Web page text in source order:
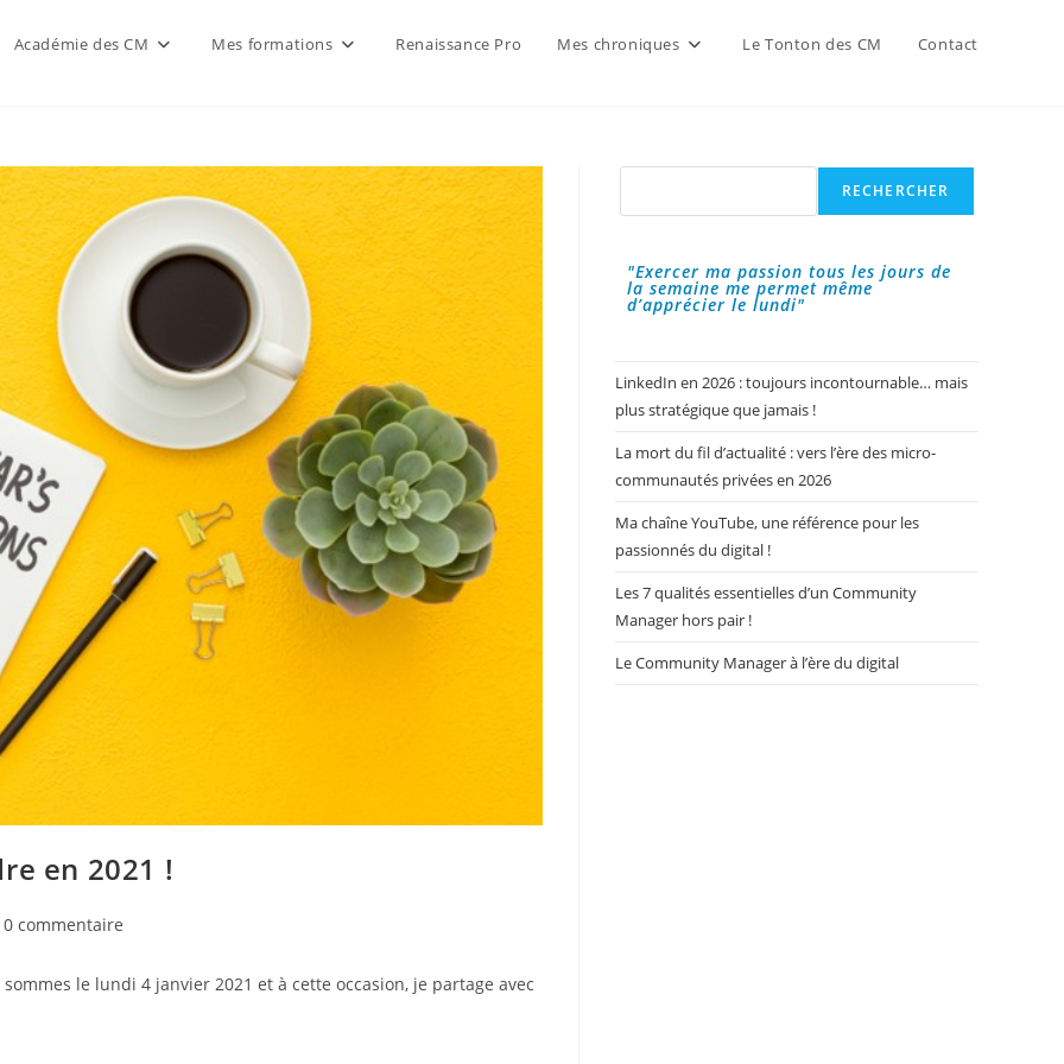
Académie des CM Mes formations Renaissance Pro Mes chroniques Le Tonton des CM Contact
en 2021 !
:
0 commentaire
le lundi 4 janvier 2021 et à cette occasion, je partage avec
Rechercher
RECHERCHER
"Exercer ma passion tous les jours de
la semaine me permet même
d’apprécier le lundi"
LinkedIn en 2026 : toujours incontournable… mais
plus stratégique que jamais !
La mort du fil d’actualité : vers l’ère des micro-
communautés privées en 2026
Ma chaîne YouTube, une référence pour les
passionnés du digital !
Les 7 qualités essentielles d’un Community
Manager hors pair !
Le Community Manager à l’ère du digital